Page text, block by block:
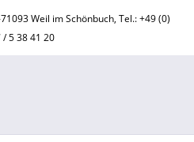
Weil im Schönbuch, Tel.: +49 (0)
/ 5 38 41 20